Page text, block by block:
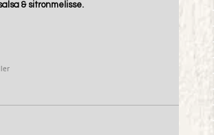
& sitronmelisse.